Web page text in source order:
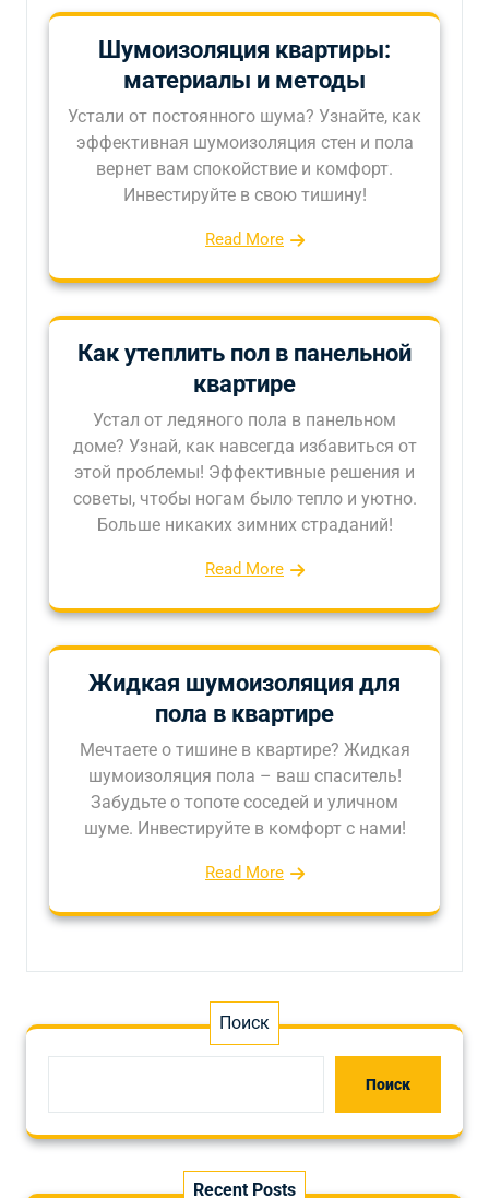
Шумоизоляция квартиры:
материалы и методы
Устали от постоянного шума? Узнайте, как
эффективная шумоизоляция стен и пола
вернет вам спокойствие и комфорт.
Инвестируйте в свою тишину!
Read More
Как утеплить пол в панельной
квартире
Устал от ледяного пола в панельном
доме? Узнай, как навсегда избавиться от
этой проблемы! Эффективные решения и
советы, чтобы ногам было тепло и уютно.
Больше никаких зимних страданий!
Read More
Жидкая шумоизоляция для
пола в квартире
Мечтаете о тишине в квартире? Жидкая
шумоизоляция пола – ваш спаситель!
Забудьте о топоте соседей и уличном
шуме. Инвестируйте в комфорт с нами!
Read More
Поиск
Поиск
Recent Posts